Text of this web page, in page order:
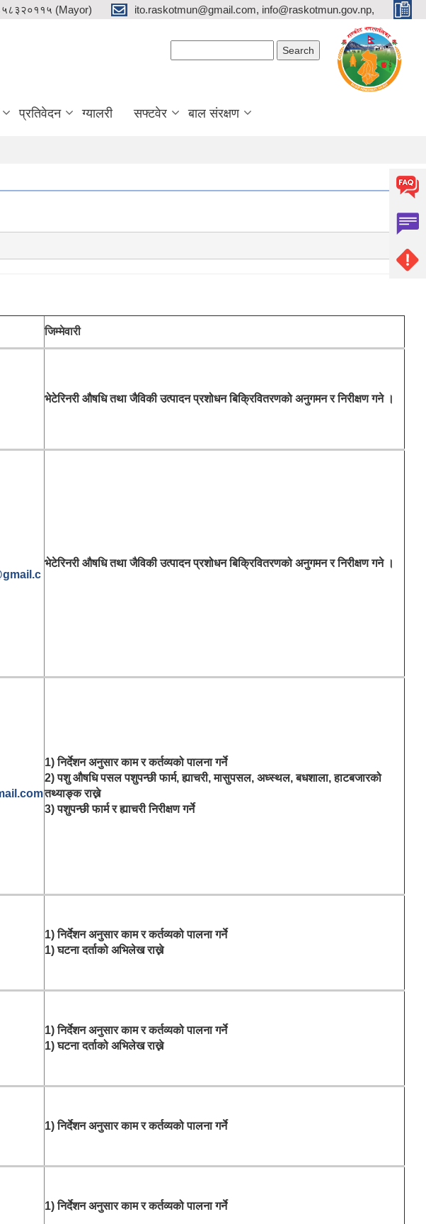
(Mayor) ito.raskotmun@gmail.com, info@raskotmun.gov.np,
प्रतिवेदन ग्यालरी सफ्टवेर बाल संरक्षण
जिम्मेवारी
भेटेरिनरी औषधि तथा जैविकी उत्पादन प्रशोधन बिक्रिवितरणको अनुगमन र निरीक्षण गने ।
भेटेरिनरी औषधि तथा जैविकी उत्पादन प्रशोधन बिक्रिवितरणको अनुगमन र निरीक्षण गने ।
1) निर्देशन अनुसार काम र कर्तव्यको पालना गर्ने
2) पशु औषधि पसल पशुपन्छी फार्म, ह्याचरी, मासुपसल, अध्स्थल, बधशाला, हाटबजारको
तथ्याङ्क राख्ने
3) पशुपन्छी फार्म र ह्याचरी निरीक्षण गर्ने
1) निर्देशन अनुसार काम र कर्तव्यको पालना गर्ने
1) घटना दर्ताको अभिलेख राख्ने
1) निर्देशन अनुसार काम र कर्तव्यको पालना गर्ने
1) घटना दर्ताको अभिलेख राख्ने
1) निर्देशन अनुसार काम र कर्तव्यको पालना गर्ने
1) निर्देशन अनुसार काम र कर्तव्यको पालना गर्ने